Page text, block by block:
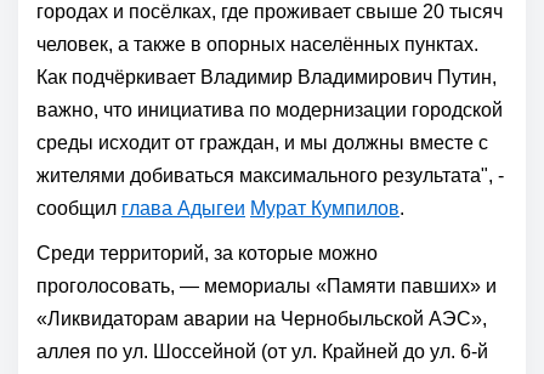
городах и посёлках, где проживает свыше 20 тысяч
человек, а также в опорных населённых пунктах.
Как подчёркивает Владимир Владимирович Путин,
важно, что инициатива по модернизации городской
среды исходит от граждан, и мы должны вместе с
жителями добиваться максимального результата", -
сообщил глава Адыгеи Мурат Кумпилов.
Среди территорий, за которые можно
проголосовать, — мемориалы «Памяти павших» и
«Ликвидаторам аварии на Чернобыльской АЭС»,
аллея по ул. Шоссейной (от ул. Крайней до ул. 6-й